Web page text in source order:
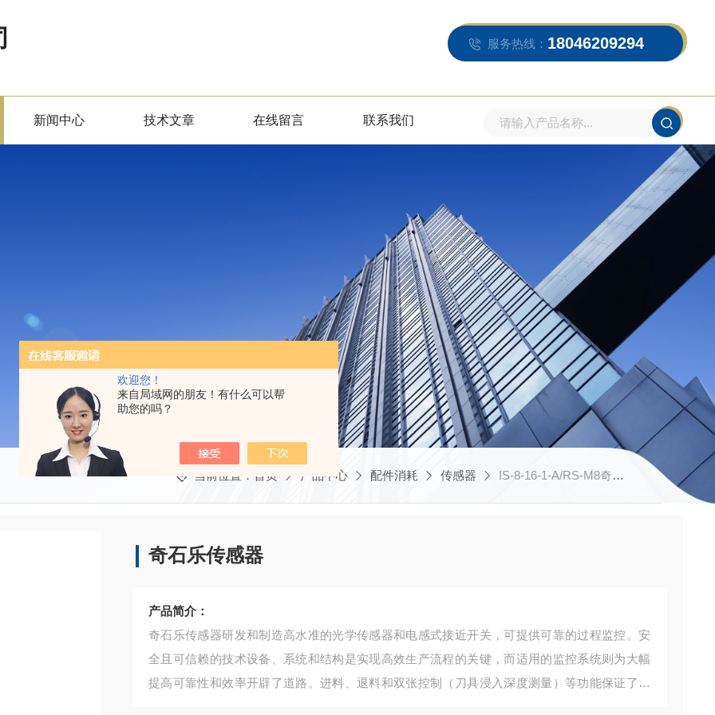
欢迎您！
来自局域网的朋友！有什么可以帮
助您的吗？
服务热线： 18046209294
新闻中心 技术文章 在线留言 联系我们
当前位置： 首页 产品中心 配件消耗 传感器 IS-8-16-1-A/RS-M8奇石乐传感器
奇石乐传感器
产品简介：
奇石乐传感器研发和制造高水准的光学传感器和电感式接近开关，可提供可靠的过程监控。安
全且可信赖的技术设备、系统和结构是实现高效生产流程的关键，而适用的监控系统则为大幅
提高可靠性和效率开辟了道路。进料、退料和双张控制（刀具浸入深度测量）等功能保证了冲